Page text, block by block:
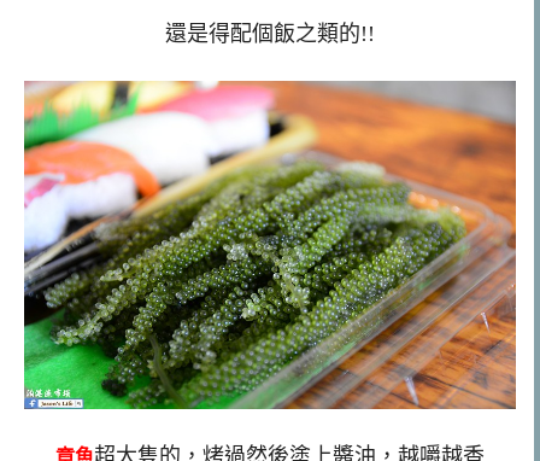
還是得配個飯之類的!!
章魚超大隻的，烤過然後塗上醬油，越嚼越香